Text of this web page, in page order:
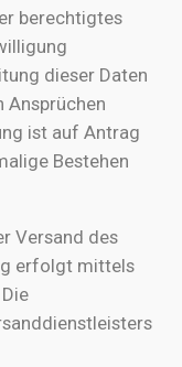
berechtigtes
dieser Daten
Ansprüchen
ist auf Antrag
Bestehen
Versand des
erfolgt mittels